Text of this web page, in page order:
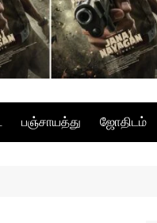
பஞ்சாயத்து ஜோதிடம்